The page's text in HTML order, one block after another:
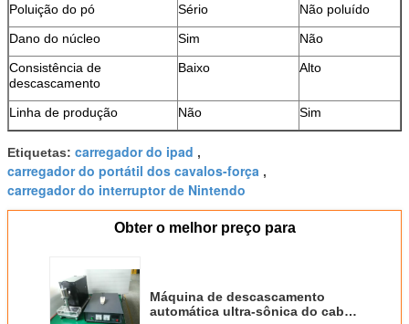
Poluição do pó Sério
Não poluído
Dano do núcleo
Sim
Não
Consistência de
descascamento
Baixo Alto
Linha de produção Não Sim
Etiquetas: carregador do ipad ,
carregador do portátil dos cavalos-força ,
carregador do interruptor de Nintendo
Obter o melhor preço para
Máquina de descascamento
automática ultra-sônica do cabo